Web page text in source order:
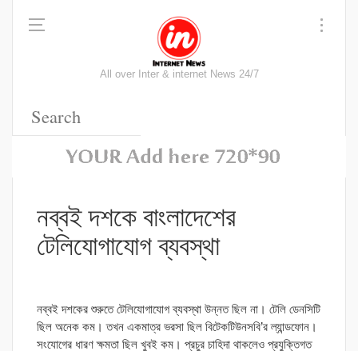
All over Inter & internet News 24/7
নব্বই দশকে বাংলাদেশের
টেলিযোগাযোগ ব্যবস্থা
নব্বই দশকের শুরুতে টেলিযোগাযোগ ব্যবস্থা উন্নত ছিল না। টেলি ডেনসিটি
ছিল অনেক কম। তখন একমাত্র ভরসা ছিল বিটেকটিউনসবি’র ল্যান্ডফোন।
সংযোগের ধারণ ক্ষমতা ছিল খুবই কম। প্রচুর চাহিদা থাকলেও প্রযুক্তিগত